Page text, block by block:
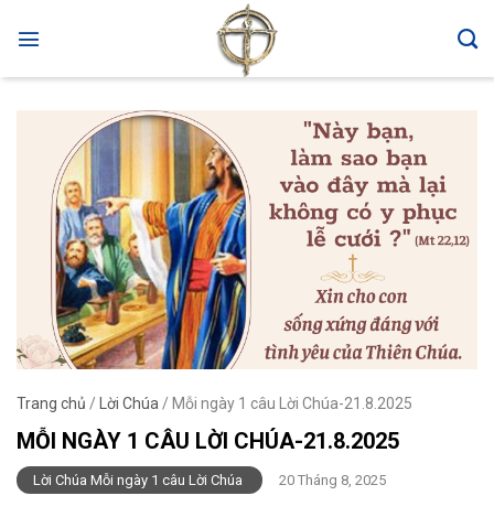
Trang chủ / Lời Chúa / Mỗi ngày 1 câu Lời Chúa-21.8.2025
MỖI NGÀY 1 CÂU LỜI CHÚA-21.8.2025
Lời Chúa Mỗi ngày 1 câu Lời Chúa 20 Tháng 8, 2025